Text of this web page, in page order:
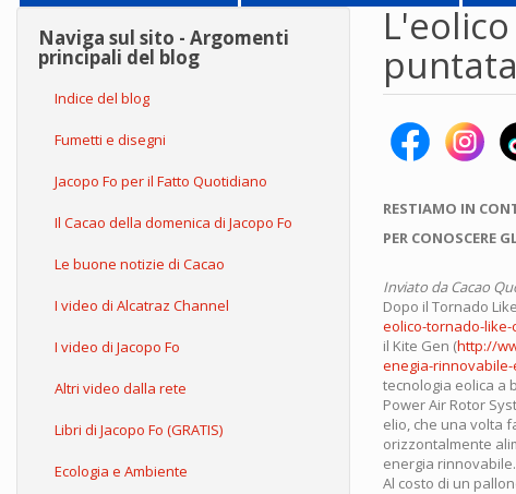
Naviga sul sito - Argomenti
principali del blog
Indice del blog
Fumetti e disegni
Jacopo Fo per il Fatto Quotidiano
Il Cacao della domenica di Jacopo Fo
Le buone notizie di Cacao
I video di Alcatraz Channel
I video di Jacopo Fo
Altri video dalla rete
Libri di Jacopo Fo (GRATIS)
Ecologia e Ambiente
RESTIAMO IN
PER CONOSCERE
Inviato daCacao
Dopo il Tornado
eolico-tornado-
il Kite Gen (http://
enegia-rinnovabile-
tecnologia eolica a
Power Air Rotor
elio, che una volta
orizzontalmente
energia rinnovabile.
Al costo di un